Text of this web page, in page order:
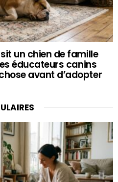
un chien de famille
éducateurs canins
avant d’adopter